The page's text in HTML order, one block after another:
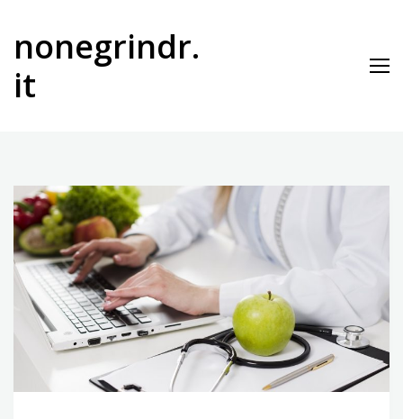
contenuto
nonegrindr.
it